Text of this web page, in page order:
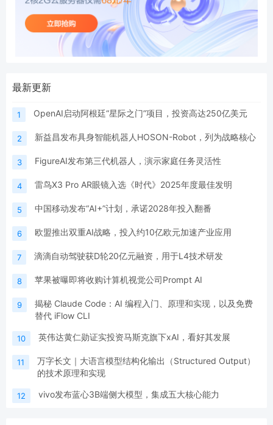
最新更新
1 OpenAI启动阿根廷“星际之门”项目，投资高达250亿美元
2 新益昌发布具身智能机器人HOSON-Robot，列为战略核心
3 FigureAI发布第三代机器人，演示家庭任务灵活性
4 雷鸟X3 Pro AR眼镜入选《时代》2025年度最佳发明
5 中国移动发布“AI+”计划，承诺2028年投入翻番
6 欧盟推出双重AI战略，投入约10亿欧元加速产业应用
7 滴滴自动驾驶获D轮20亿元融资，用于L4技术研发
8 苹果被曝即将收购计算机视觉公司Prompt AI
9
揭秘 Claude Code：AI 编程入门、原理和实现，以及免费
替代 iFlow CLI
10 英伟达黄仁勋证实投资马斯克旗下xAI，看好其发展
11
万字长文｜大语言模型结构化输出（Structured Output）
的技术原理和实现
12 vivo发布蓝心3B端侧大模型，集成五大核心能力